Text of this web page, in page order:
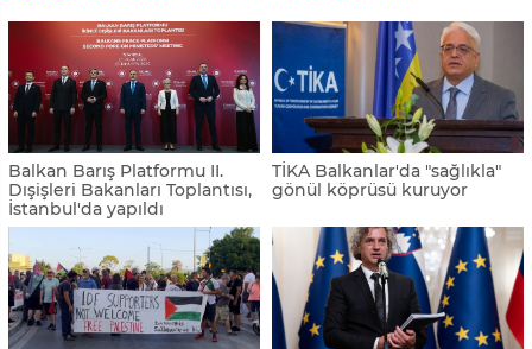
Balkan Barış Platformu II.
Dışişleri Bakanları Toplantısı,
İstanbul'da yapıldı
TİKA Balkanlar'da "sağlıkla"
gönül köprüsü kuruyor